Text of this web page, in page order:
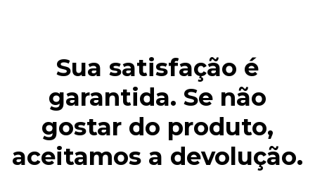
Sua satisfação é
garantida. Se não
gostar do produto,
aceitamos a devolução.